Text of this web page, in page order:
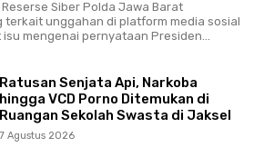
Siber Polda Jawa Barat
terkait unggahan di platform media sosial
mengenai pernyataan Presiden...
Ratusan Senjata Api, Narkoba
hingga VCD Porno Ditemukan di
Ruangan Sekolah Swasta di Jaksel
7 Agustus 2026